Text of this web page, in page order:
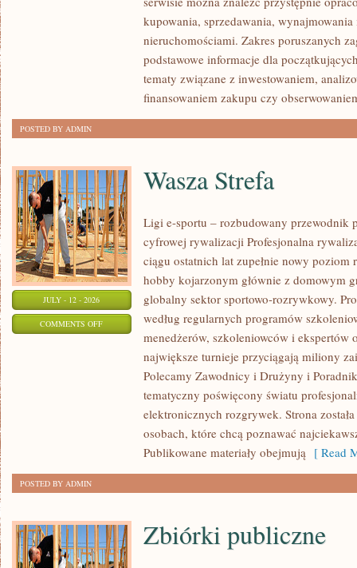
kupowania, sprzedawania, wynajmowania
nieruchomościami. Zakres poruszanych
podstawowe informacje dla
tematy związane z inwestowaniem,
finansowaniem zakupu czy
POSTED BY ADMIN
JULY - 12 - 2026
COMMENTS OFFON
Wasza Strefa
Ligi e-sportu – rozbudowany przewodnik
cyfrowej rywalizacji Profesjonalna
ciągu ostatnich lat zupełnie nowy poziom
hobby kojarzonym głównie z domowym
globalny sektor sportowo-rozrywkowy.
według regularnych programów
menedżerów, szkoleniowców i ekspertów
największe turnieje przyciągają miliony
Polecamy Zawodnicy i Drużyny i
tematyczny poświęcony światu
elektronicznych rozgrywek. Strona
osobach, które chcą poznawać
Publikowane materiały obejmują [ Read
POSTED BY ADMIN
Zbiórki publiczne